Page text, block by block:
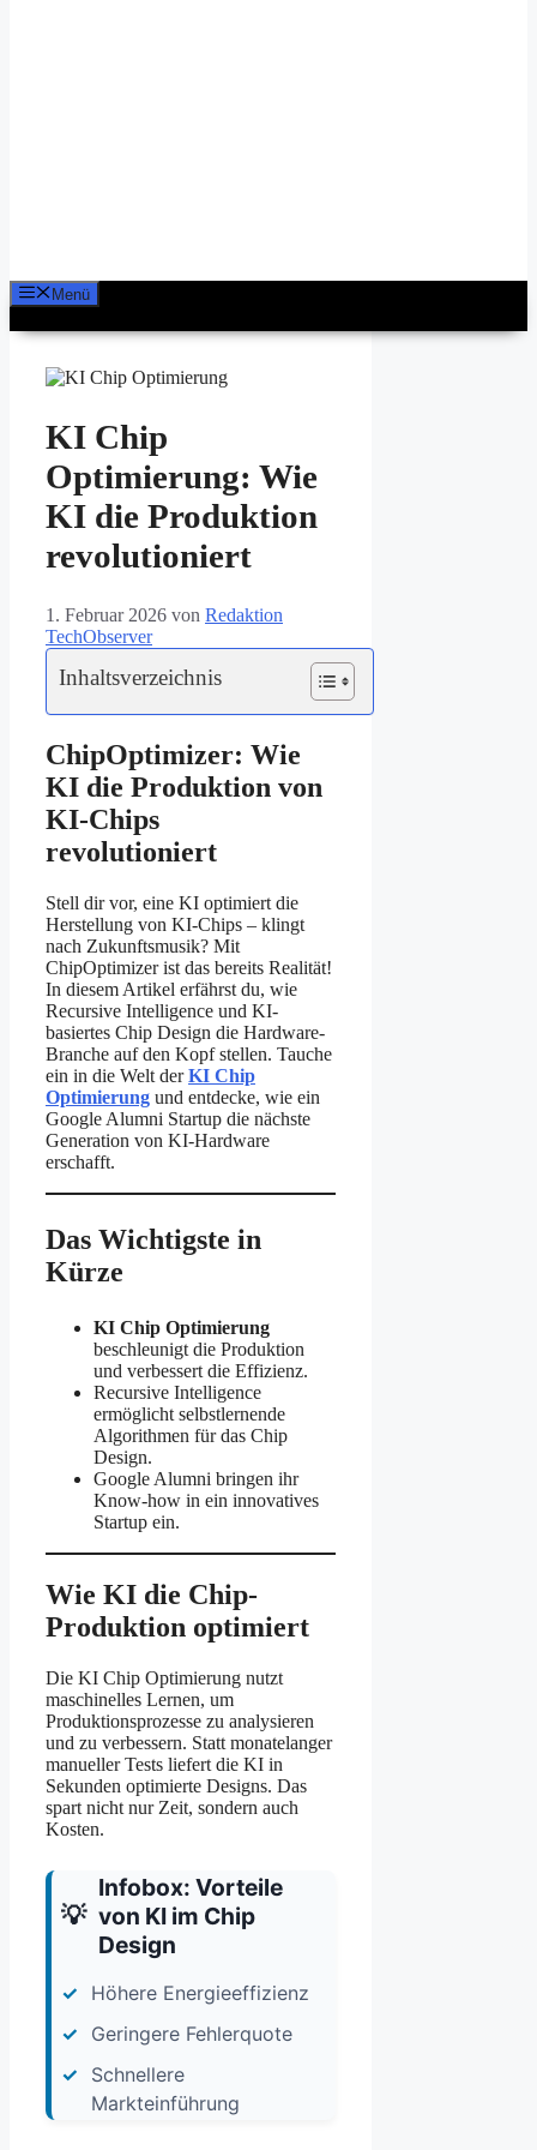
Menü
KI Chip
Optimierung: Wie
KI die Produktion
revolutioniert
1. Februar 2026 von Redaktion
TechObserver
Inhaltsverzeichnis
ChipOptimizer: Wie
KI die Produktion von
KI-Chips
revolutioniert
Stell dir vor, eine KI optimiert die
Herstellung von KI-Chips – klingt
nach Zukunftsmusik? Mit
ChipOptimizer ist das bereits Realität!
In diesem Artikel erfährst du, wie
Recursive Intelligence und KI-
basiertes Chip Design die Hardware-
Branche auf den Kopf stellen. Tauche
ein in die Welt derKI Chip
Optimierung und entdecke, wie ein
Google Alumni Startup die nächste
Generation von KI-Hardware
erschafft.
Das Wichtigste in
Kürze
KI Chip Optimierung
beschleunigt die Produktion
und verbessert die Effizienz.
Recursive Intelligence
ermöglicht selbstlernende
Algorithmen für das Chip
Design.
Google Alumni bringen ihr
Know-how in ein innovatives
Startup ein.
Wie KI die Chip-
Produktion optimiert
Die KI Chip Optimierung nutzt
maschinelles Lernen, um
Produktionsprozesse zu analysieren
und zu verbessern. Statt monatelanger
manueller Tests liefert die KI in
Sekunden optimierte Designs. Das
spart nicht nur Zeit, sondern auch
Kosten.
Infobox: Vorteile
von KI im Chip
Design
Höhere Energieeffizienz
Geringere Fehlerquote
Schnellere
Markteinführung